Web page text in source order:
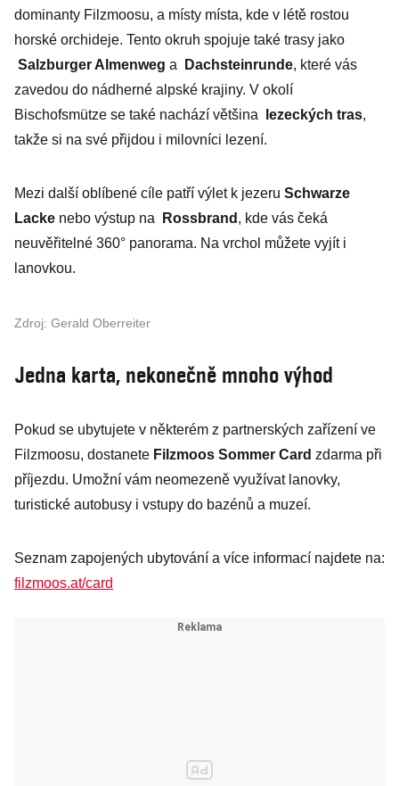
dominanty Filzmoosu, a místy místa, kde v létě rostou
horské orchideje. Tento okruh spojuje také trasy jako
Salzburger Almenweg a Dachsteinrunde, které vás
zavedou do nádherné alpské krajiny. V okolí
Bischofsmütze se také nachází většina
lezeckých tras,
takže si na své přijdou i milovníci lezení.
Mezi další oblíbené cíle patří výlet k jezeru Schwarze
Lacke nebo výstup na Rossbrand , kde vás čeká
neuvěřitelné 360° panorama. Na vrchol můžete vyjít i
lanovkou.
Zdroj: Gerald Oberreiter
Jedna karta, nekonečně mnoho výhod
Pokud se ubytujete v některém z partnerských zařízení ve
Filzmoosu, dostanete Filzmoos Sommer Card zdarma při
příjezdu. Umožní vám neomezeně využívat lanovky,
turistické autobusy i vstupy do bazénů a muzeí.
Seznam zapojených ubytování a více informací najdete na:
filzmoos.at/card